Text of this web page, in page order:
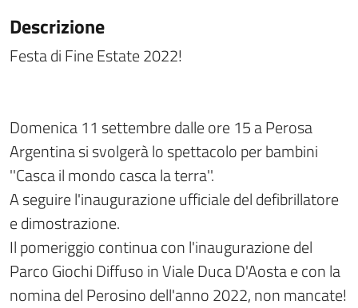
Descrizione
Festa di Fine Estate 2022!
Domenica 11 settembre dalle ore 15 a Perosa
Argentina si svolgerà lo spettacolo per bambini
''Casca il mondo casca la terra''.
A seguire l'inaugurazione ufficiale del defibrillatore
e dimostrazione.
Il pomeriggio continua con l'inaugurazione del
Parco Giochi Diffuso in Viale Duca D'Aosta e con la
nomina del Perosino dell'anno 2022, non mancate!